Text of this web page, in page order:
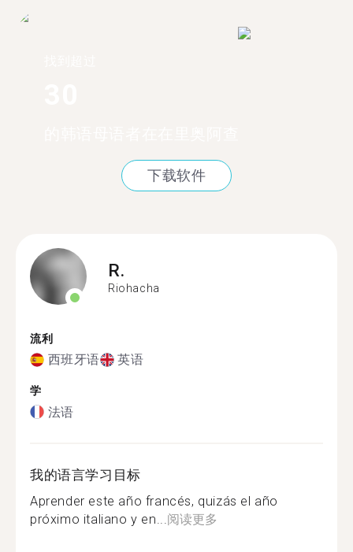
下载软件
R.
Riohacha
流利
西班牙语 英语
学
法语
我的语言学习目标
Aprender este año francés, quizás el año
próximo italiano y en... 阅读更多